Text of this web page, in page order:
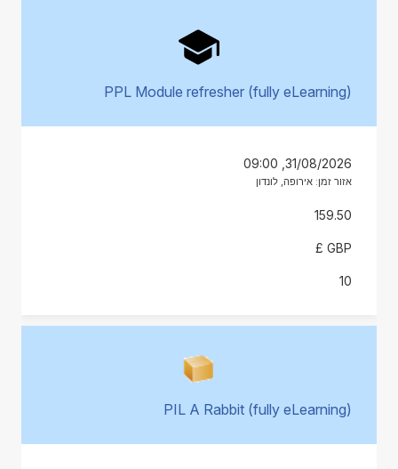
PPL Module refresher (fully eLearning)
31/08/2026, 09:00
אזור זמן: אירופה, לונדון
159.50
GBP £
PIL A Rabbit (fully eLearning)